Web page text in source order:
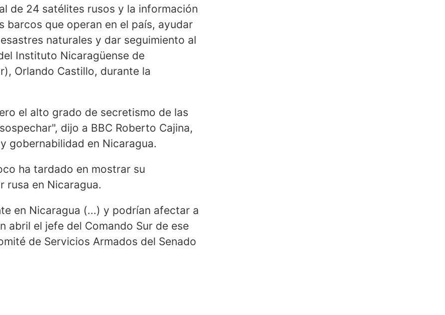
de 24 satélites rusos y la información
que operan en el país, ayudar
naturales y dar seguimiento al
Instituto Nicaragüense de
Orlando Castillo, durante la
el alto grado de secretismo de las
dijo a BBC Roberto Cajina,
gobernabilidad en Nicaragua.
ha tardado en mostrar su
rusa en Nicaragua.
en Nicaragua (...) y podrían afectar a
abril el jefe del Comando Sur de ese
de Servicios Armados del Senado